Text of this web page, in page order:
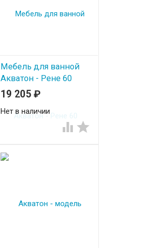
Мебель для ванной
Акватон - Рене 60
19 205₽
Нет в наличии
 